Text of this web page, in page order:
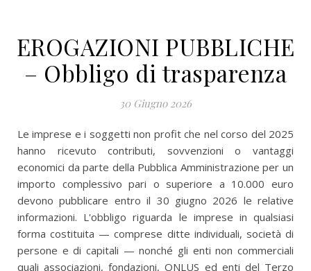
EROGAZIONI PUBBLICHE
– Obbligo di trasparenza
30 Giugno 2026
Le imprese e i soggetti non profit che nel corso del 2025
hanno ricevuto contributi, sovvenzioni o vantaggi
economici da parte della Pubblica Amministrazione per un
importo complessivo pari o superiore a 10.000 euro
devono pubblicare entro il 30 giugno 2026 le relative
informazioni. L'obbligo riguarda le imprese in qualsiasi
forma costituita — comprese ditte individuali, società di
persone e di capitali — nonché gli enti non commerciali
quali associazioni, fondazioni, ONLUS ed enti del Terzo